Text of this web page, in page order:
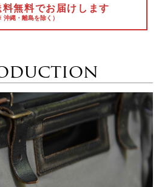
料無料でお届けします
沖縄・離島を除く）